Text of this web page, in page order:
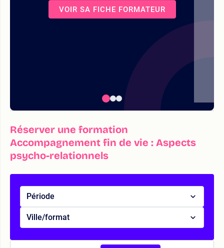
VOIR SA FICHE FORMATEUR
Réserver une formation
Accompagnement fin de vie : Aspects
psycho-relationnels
Période
Ville/format